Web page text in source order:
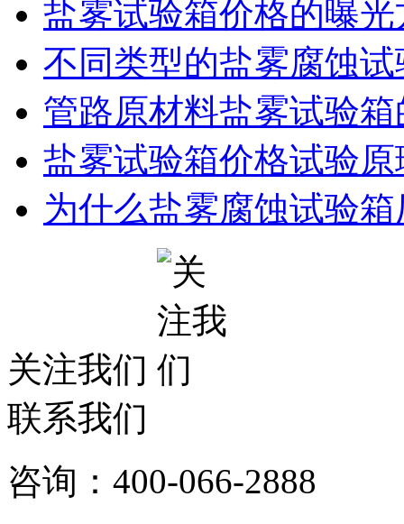
盐雾试验箱价格的曝光
不同类型的盐雾腐蚀试
管路原材料盐雾试验箱
盐雾试验箱价格试验原
为什么盐雾腐蚀试验箱
关注我们
联系我们
咨询：400-066-2888